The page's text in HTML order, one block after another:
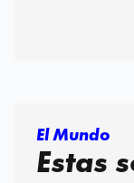
El Mundo
Estas